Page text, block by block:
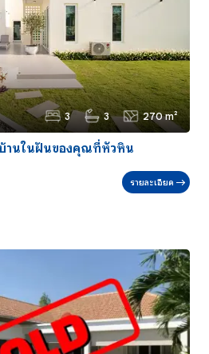
3 3 270 m²
บ้านในฝันของคุณที่หัวหิน
รายละเอียด